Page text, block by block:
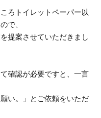
ろトイレットペーパー以
で、
提案させていただきまし
確認が必要ですと、一言
い。」とご依頼をいただ